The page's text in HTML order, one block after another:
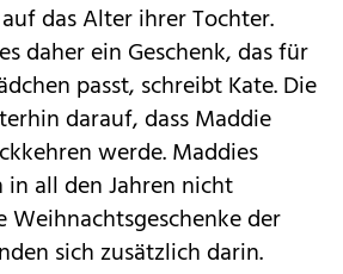
das Alter ihrer Tochter.
daher ein Geschenk, das für
passt, schreibt Kate. Die
darauf, dass Maddie
werde. Maddies
in all den Jahren nicht
der
sich zusätzlich darin.